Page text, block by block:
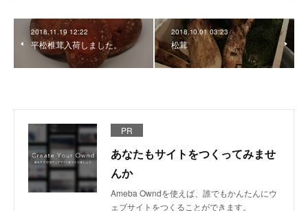
2018.11.19 12:22
平松椎茸入荷しました。
2018.10.01 03:23
松茸
PR
あなたもサイトをつくってみませ
んか
Ameba Owndを使えば、誰でもかんたんにウ
ェブサイトをつくることができます。